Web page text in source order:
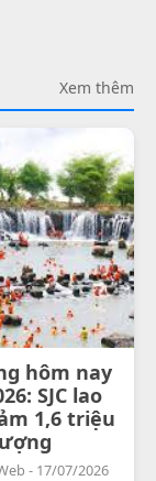
Xem thêm
hôm nay
SJC lao
1,6 triệu
- 17/07/2026